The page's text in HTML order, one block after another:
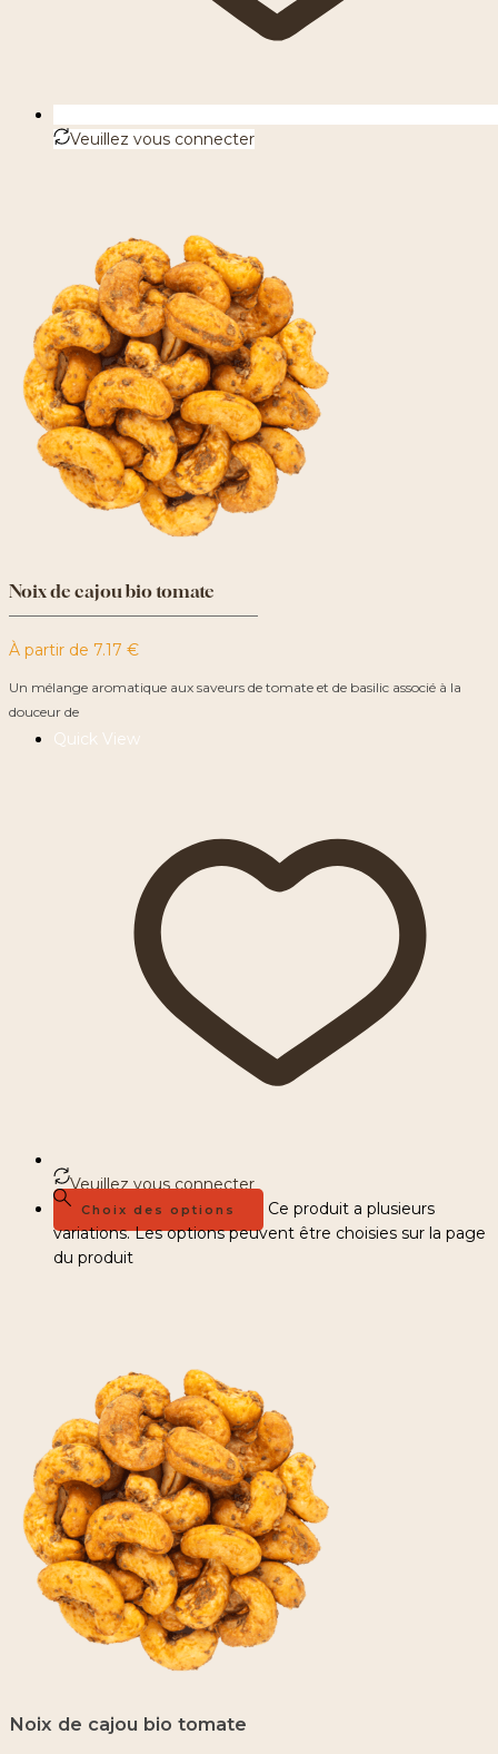
Veuillez vous connecter
Noix de cajou bio tomate
À partir de 7.17 €
Un mélange aromatique aux saveurs de tomate et de basilic associé à la
douceur de
Quick View
Veuillez vous connecter
Choix des options
Ce produit a plusieurs
variations. Les options peuvent être choisies sur la page
du produit
Noix de cajou bio tomate